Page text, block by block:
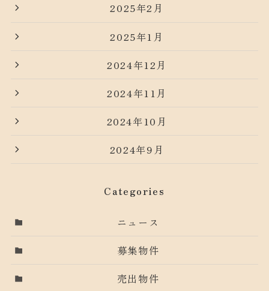
2025年2月
2025年1月
2024年12月
2024年11月
2024年10月
2024年9月
Categories
ニュース
募集物件
売出物件